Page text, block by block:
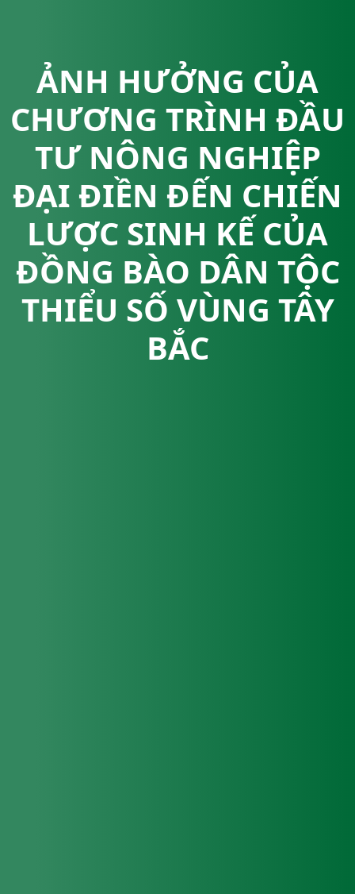
ẢNH HƯỞNG CỦA
CHƯƠNG TRÌNH ĐẦU
TƯ NÔNG NGHIỆP
ĐẠI ĐIỀN ĐẾN CHIẾN
LƯỢC SINH KẾ CỦA
ĐỒNG BÀO DÂN TỘC
THIỂU SỐ VÙNG TÂY
BẮC